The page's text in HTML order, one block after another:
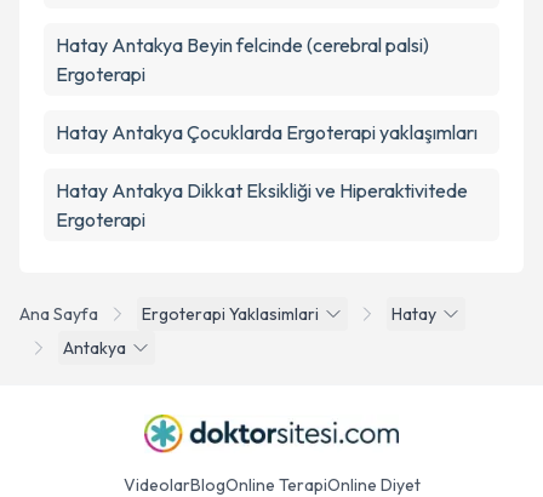
Ana Sayfa Ergoterapi Yaklasimlari
Hatay
Antakya
Hatay Antakya Beyin felcinde (cerebral palsi)
Ergoterapi
Hatay Antakya Çocuklarda Ergoterapi yaklaşımları
Hatay Antakya Dikkat Eksikliği ve Hiperaktivitede
Ergoterapi
VideolarBlogOnline TerapiOnline Diyet